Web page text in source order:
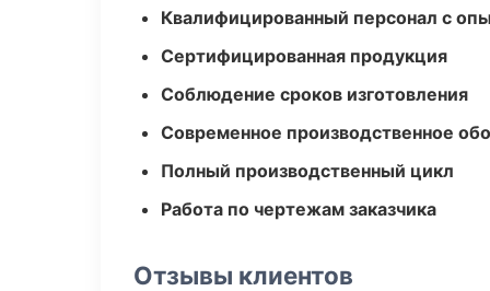
Квалифицированный персонал с
Сертифицированная продукция
Соблюдение сроков изготовления
Современное производственное
Полный производственный цикл
Работа по чертежам заказчика
Отзывы клиентов